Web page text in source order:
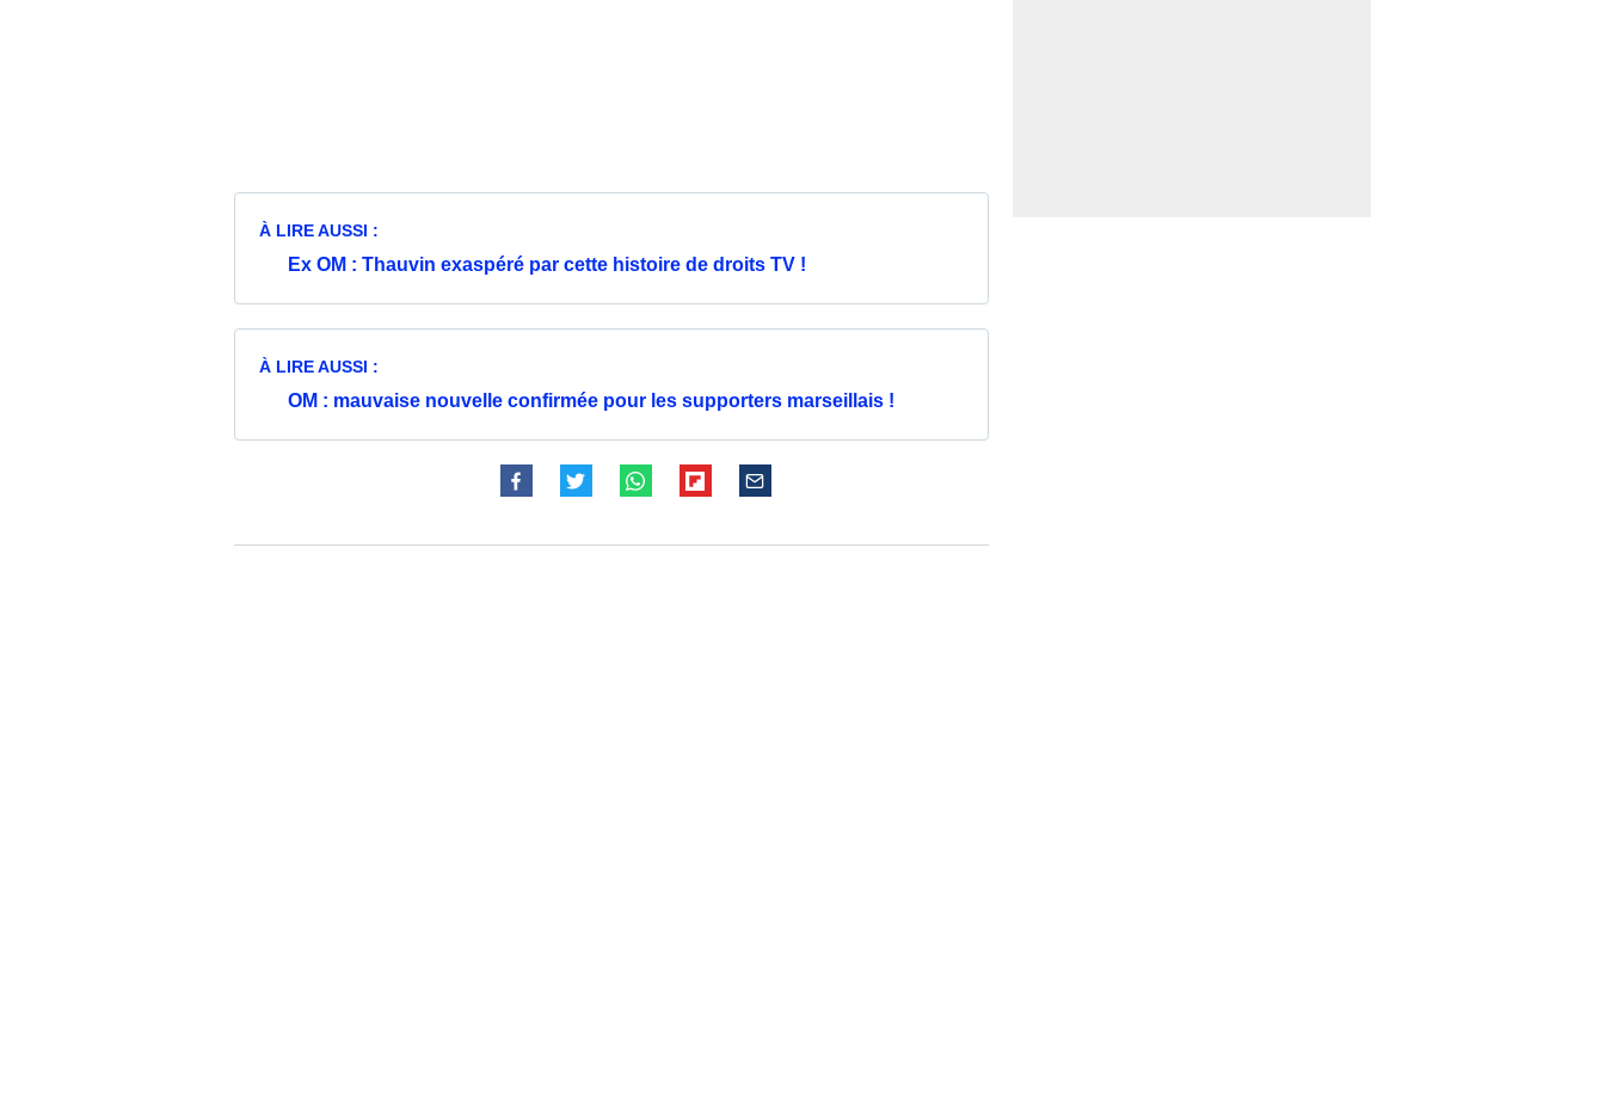
À LIRE AUSSI :
Ex OM : Thauvin exaspéré par cette histoire de droits TV !
À LIRE AUSSI :
OM : mauvaise nouvelle confirmée pour les supporters marseillais !